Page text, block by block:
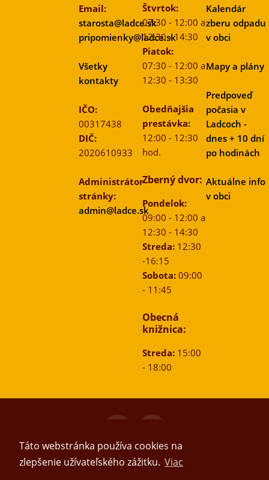
Táto webstránka používa cookies na
zlepšenie užívateľského zážitku. Viac
Email:
starosta@ladce.sk
pripomienky@ladce.sk
Všetky
kontakty
IČO:
00317438
DIČ:
2020610933
Administrátor
stránky:
admin@ladce.sk
Štvrtok:
07:30 - 12:00 a
12:30 - 14:30
Piatok:
07:30 - 12:00 a
12:30 - 13:30
Obedňajšia
prestávka:
12:00 - 12:30
hod.
Zberný dvor:
Pondelok:
09:00 - 12:00 a
12:30 - 14:30
Streda:12:30
-16:15
Sobota:09:00
- 11:45
Obecná
knižnica:
Streda:15:00
- 18:00
Kalendár
zberu odpadu
v obci
Mapy a plány
Predpoveď
počasia v
Ladcoch -
dnes + 10 dní
po hodinách
Aktuálne info
v obci